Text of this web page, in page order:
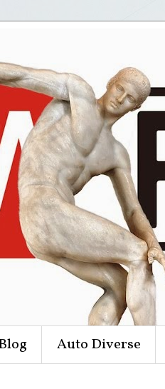
Auto Diverse